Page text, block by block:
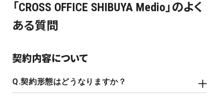
「CROSS OFFICE SHIBUYA Medio」のよく
ある質問
契約内容について
契約形態はどうなりますか？